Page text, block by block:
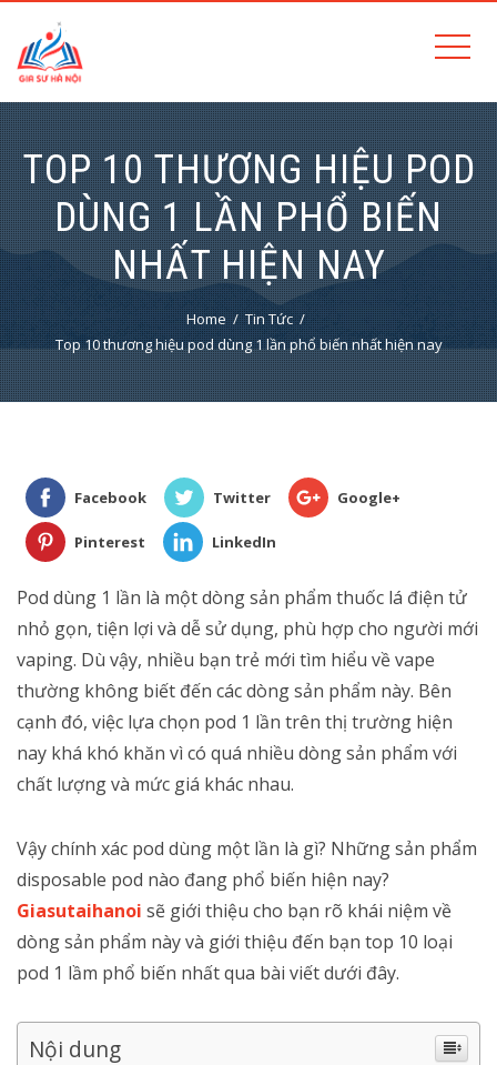
TOP 10 THƯƠNG HIỆU POD
DÙNG 1 LẦN PHỔ BIẾN
NHẤT HIỆN NAY
Home
Tin Tức
Top 10 thương hiệu pod dùng 1 lần phổ biến nhất hiện nay
Facebook Twitter Google+
Pinterest LinkedIn
Pod dùng 1 lần là một dòng sản phẩm thuốc lá điện tử
nhỏ gọn, tiện lợi và dễ sử dụng, phù hợp cho người mới
vaping. Dù vậy, nhiều bạn trẻ mới tìm hiểu về vape
thường không biết đến các dòng sản phẩm này. Bên
cạnh đó, việc lựa chọn pod 1 lần trên thị trường hiện
nay khá khó khăn vì có quá nhiều dòng sản phẩm với
chất lượng và mức giá khác nhau.
Vậy chính xác pod dùng một lần là gì? Những sản phẩm
disposable pod nào đang phổ biến hiện nay?
Giasutaihanoi sẽ giới thiệu cho bạn rõ khái niệm về
dòng sản phẩm này và giới thiệu đến bạn top 10 loại
pod 1 lầm phổ biến nhất qua bài viết dưới đây.
Nội dung